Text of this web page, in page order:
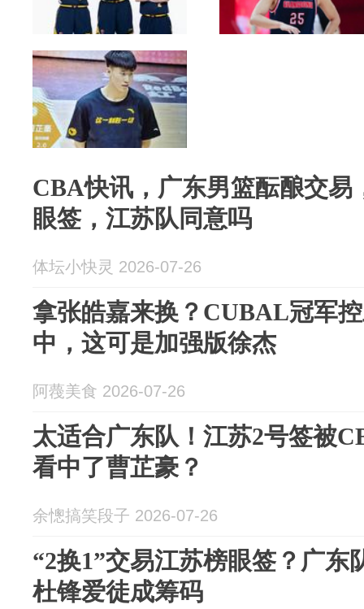
CBA快讯，广东男篮酝酿交易
眼签，江苏队同意吗
体坛小快灵 2026-07-26
拿张皓嘉来换？CUBAL冠军
中，这可是加强版徐杰
阿薎美食 2026-07-26
太适合广东队！江苏2号签被
看中了曹芷豪？
余憁搞笑段子 2026-07-26
“2换1”交易江苏榜眼签？广东
杜锋爱徒成筹码